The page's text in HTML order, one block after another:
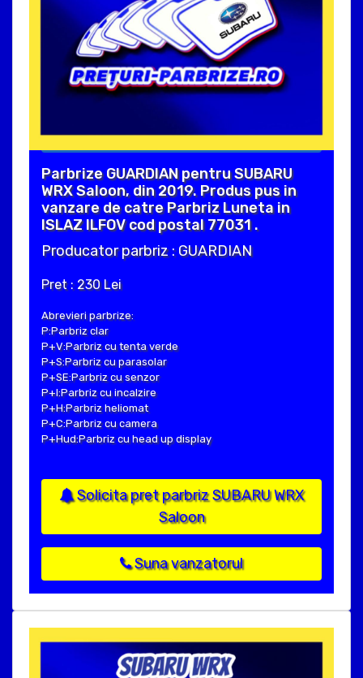
Parbrize GUARDIAN pentru SUBARU
WRX Saloon, din 2019. Produs pus in
vanzare de catre Parbriz Luneta in
ISLAZ ILFOV cod postal 77031 .
Producator parbriz : GUARDIAN
Pret : 230 Lei
Abrevieri parbrize:
P:Parbriz clar
P+V:Parbriz cu tenta verde
P+S:Parbriz cu parasolar
P+SE:Parbriz cu senzor
P+I:Parbriz cu incalzire
P+H:Parbriz heliomat
P+C:Parbriz cu camera
P+Hud:Parbriz cu head up display
Solicita pret parbriz SUBARU WRX
Saloon
Suna vanzatorul